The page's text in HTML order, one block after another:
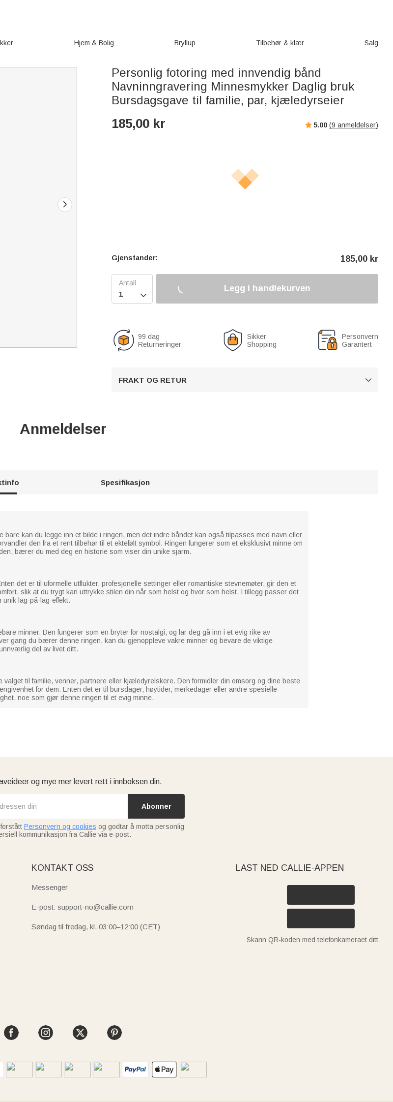
Hjem & Bolig Bryllup Tilbehør & klær Salg
Personlig fotoring med innvendig bånd
Navninngravering Minnesmykker Daglig bruk
Bursdagsgave til familie, par, kjæledyrseier
185,00 kr 5.00 (9 anmeldelser)
Gjenstander: 185,00 kr

Legg i handlekurven
99 dag
Returneringer
Sikker
Shopping
Personvern
Garantert
FRAKT OG RETUR 
Anmeldelser
Spesifikasjon
kan du legge inn et bilde i ringen, men det indre båndet kan også tilpasses med navn eller
den fra et rent tilbehør til et ektefølt symbol. Ringen fungerer som et eksklusivt minne om
bærer du med deg en historie som viser din unike sjarm.
det er til uformelle utflukter, profesjonelle settinger eller romantiske stevnemøter, gir den et
slik at du trygt kan uttrykke stilen din når som helst og hvor som helst. I tillegg passer det
lag-på-lag-effekt.
minner. Den fungerer som en bryter for nostalgi, og lar deg gå inn i et evig rike av
gang du bærer denne ringen, kan du gjenoppleve vakre minner og bevare de viktige
del av livet ditt.
valget til familie, venner, partnere eller kjæledyrelskere. Den formidler din omsorg og dine beste
for dem. Enten det er til bursdager, høytider, merkedager eller andre spesielle
noe som gjør denne ringen til et evig minne.
og mye mer levert rett i innboksen din.
Abonner
Personvern og cookies og godtar å motta personlig
kommunikasjon fra Callie via e-post.
KONTAKT OSS
Messenger
E-post: support-no@callie.com
Søndag til fredag, kl. 03:00–12:00 (CET)
LAST NED CALLIE-APPEN
Skann QR-koden med telefonkameraet ditt